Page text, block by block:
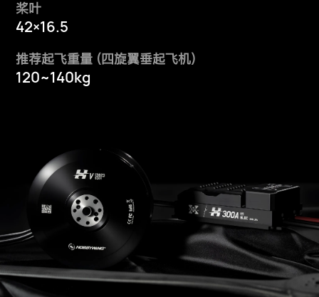
桨叶
42×16.5
推荐起飞重量 (四旋翼垂起飞机)
120~140kg